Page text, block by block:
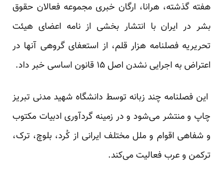
هفته گذشته، هرانا، ارگان خبری مجموعه فعالان حقوق
بشر در ایران با انتشار بخشی از نامه اعضای هیئت
تحریریه فصلنامه هزار قلم، از استعفای گروهی آنها در
اعتراض به اجرایی نشدن اصل ۱۵ قانون اساسی خبر داد.
این فصلنامه چند زبانه توسط دانشگاه شهید مدنی تبریز
چاپ و منتشر می‌شود و در زمینه گردآوری ادبیات مکتوب
و شفاهی اقوام و ملل مختلف ایرانی از کُرد، بلوچ، ترک،
ترکمن و عرب فعالیت می‌کند.